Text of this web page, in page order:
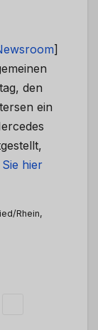
]
den
ein
hier
Rhein,